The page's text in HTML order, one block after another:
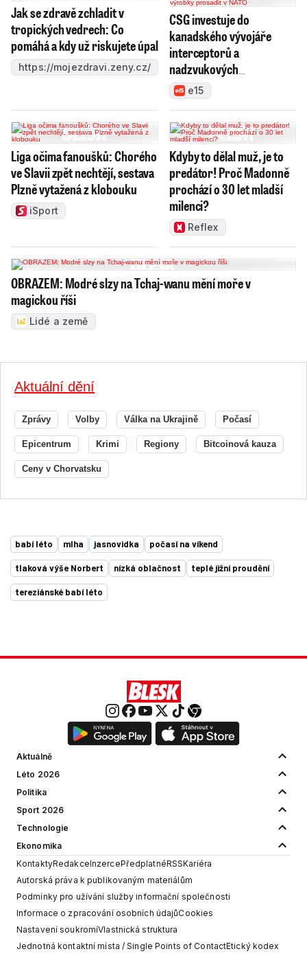
Jak se zdravě zchladit v
tropických vedrech: Co
pomáhá a kdy už riskujete úpal
https://mojezdravi.zeny.cz/
CSG investuje do
kanadského vývojáře
interceptorů a
nadzvukových
technologií, chce výrobky
prosadit v NATO
e15
Liga očima fanoušků: Chorého
ve Slavii zpět nechtějí, sestava
Plzně vytažená z klobouku
iSport
Kdyby to dělal muž, je to
predátor! Proč Madonně
prochází o 30 let mladší
milenci?
Reflex
OBRAZEM: Modré slzy na Tchaj-wanu mění moře v
magickou říši
Lidé a země
Aktuální dění
Zprávy Volby Válka na Ukrajině Počasí
Epicentrum Krimi Regiony Bitcoinová kauza
Ceny v Chorvatsku
babí léto mlha jasnovidka počasí na víkend
tlaková výše Norbert nízká oblačnost teplé jižní proudění
tereziánské babí léto
Aktuálně
Léto 2026
Politika
Sport 2026
Technologie
Ekonomika
KontaktyRedakceInzercePředplatnéRSSKariéra
Autorská práva k publikovaným materiálům
Podmínky pro užívání služby informační společnosti
Informace o zpracování osobních údajůCookies
Nastavení soukromíVlastnická struktura
Jednotná kontaktní místa / Single Points of ContactEtický kodex